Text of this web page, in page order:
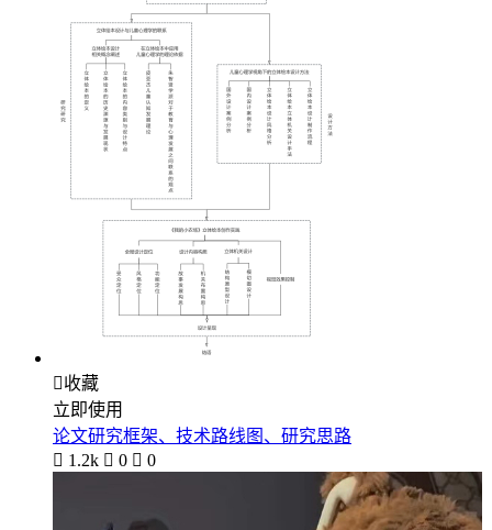
收藏
立即使用
论文研究框架、技术路线图、研究思路
 1.2k  0  0